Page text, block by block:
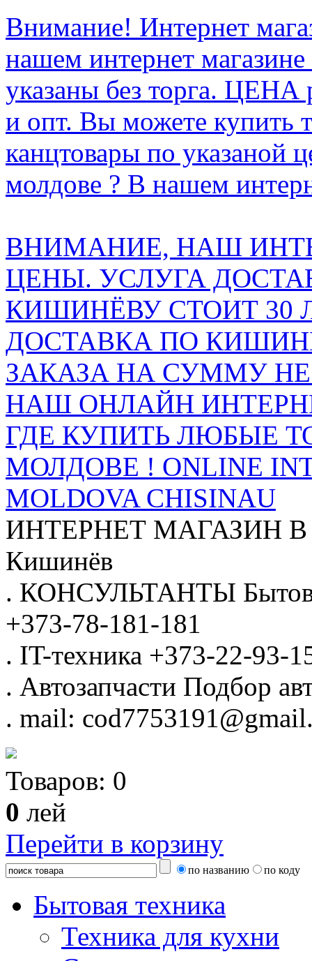
Внимание! Интернет
нашем интернет
указаны без торга.
и опт. Вы можете купить
канцтовары по указаной
молдове ? В нашем
ВНИМАНИЕ, НАШ
ЦЕНЫ. УСЛУГА
КИШИНЁВУ СТОИТ 30
ДОСТАВКА ПО
ЗАКАЗА НА СУММУ НЕ
НАШ ОНЛАЙН
ГДЕ КУПИТЬ ЛЮБЫЕ
МОЛДОВЕ ! ONLINE
MOLDOVA CHISINAU
ИНТЕРНЕТ МАГАЗИН
Кишинёв
. КОНСУЛЬТАНТЫ
+373-78-181-181
. IT-техника +373-22-93-
. Автозапчасти Подбор
. mail:
Товаров: 0
0 лей
Перейти в корзину
по названию по коду
Бытовая техника
Техника для кухни